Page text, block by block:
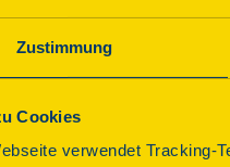
Zustimmung
Cookies
verwendet Tracking-
- 15:00 Uhr